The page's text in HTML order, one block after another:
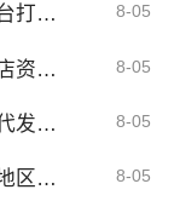
一件代发怎么对接电子面单？多平台打单发货教程 8-05
一件代发需要营业执照吗？代发开店资质详解 8-05
拼多多一件代发怎么操作？拼多多代发全流程 8-05
拼多多代发运费模板怎么设置？多地区运费 8-05